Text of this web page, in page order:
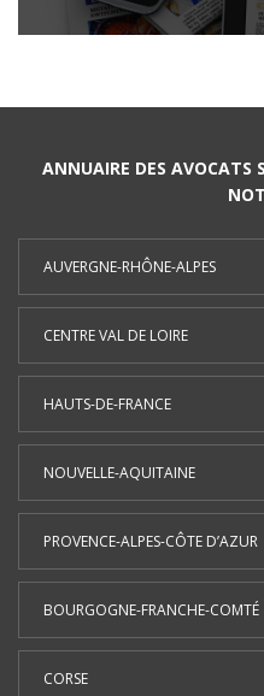
ANNUAIRE DES AVOCATS
AUVERGNE-RHÔNE-ALPES
CENTRE VAL DE LOIRE
HAUTS-DE-FRANCE
NOUVELLE-AQUITAINE
PROVENCE-ALPES-CÔTE D’AZUR
BOURGOGNE-FRANCHE-COMTÉ
CORSE